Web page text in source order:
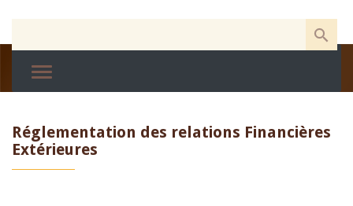
Réglementation des relations Financières
Extérieures